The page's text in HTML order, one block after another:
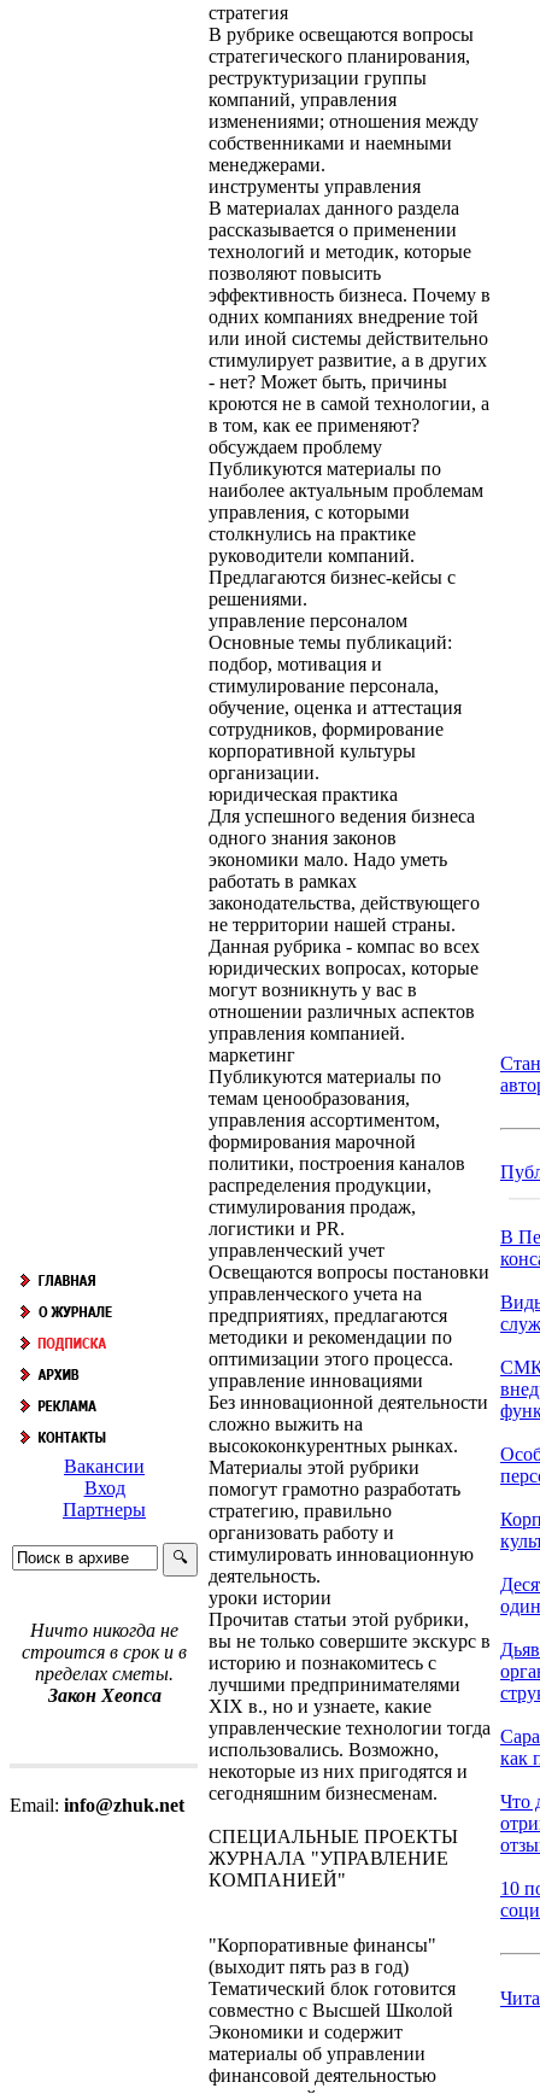
Вакансии
Вход
Партнеры
Ничто никогда не
строится в срок и в
пределах сметы.
Закон Хеопса
Email: info@zhuk.net
стратегия
В рубрике освещаются вопросы
стратегического планирования,
реструктуризации группы
компаний, управления
изменениями; отношения между
собственниками и наемными
менеджерами.
инструменты управления
В материалах данного раздела
рассказывается о применении
технологий и методик, которые
позволяют повысить
эффективность бизнеса. Почему в
одних компаниях внедрение той
или иной системы действительно
стимулирует развитие, а в других
- нет? Может быть, причины
кроются не в самой технологии, а
в том, как ее применяют?
обсуждаем проблему
Публикуются материалы по
наиболее актуальным проблемам
управления, с которыми
столкнулись на практике
руководители компаний.
Предлагаются бизнес-кейсы с
решениями.
управление персоналом
Основные темы публикаций:
подбор, мотивация и
стимулирование персонала,
обучение, оценка и аттестация
сотрудников, формирование
корпоративной культуры
организации.
юридическая практика
Для успешного ведения бизнеса
одного знания законов
экономики мало. Надо уметь
работать в рамках
законодательства, действующего
не территории нашей страны.
Данная рубрика - компас во всех
юридических вопросах, которые
могут возникнуть у вас в
отношении различных аспектов
управления компанией.
маркетинг
Публикуются материалы по
темам ценообразования,
управления ассортиментом,
формирования марочной
политики, построения каналов
распределения продукции,
стимулирования продаж,
логистики и PR.
управленческий учет
Освещаются вопросы постановки
управленческого учета на
предприятиях, предлагаются
методики и рекомендации по
оптимизации этого процесса.
управление инновациями
Без инновационной деятельности
сложно выжить на
высококонкурентных рынках.
Материалы этой рубрики
помогут грамотно разработать
стратегию, правильно
организовать работу и
стимулировать инновационную
деятельность.
уроки истории
Прочитав статьи этой рубрики,
вы не только совершите экскурс в
историю и познакомитесь с
лучшими предпринимателями
XIX в., но и узнаете, какие
управленческие технологии тогда
использовались. Возможно,
некоторые из них пригодятся и
сегодняшним бизнесменам.
СПЕЦИАЛЬНЫЕ ПРОЕКТЫ
ЖУРНАЛА "УПРАВЛЕНИЕ
КОМПАНИЕЙ"
"Корпоративные финансы"
(выходит пять раз в год)
Тематический блок готовится
совместно с Высшей Школой
Экономики и содержит
материалы об управлении
финансовой деятельностью
В
как
Что
10